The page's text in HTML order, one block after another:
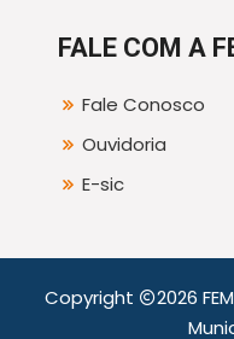
FALE COM A
Fale Conosco
Ouvidoria
E-sic
Copyright
2026